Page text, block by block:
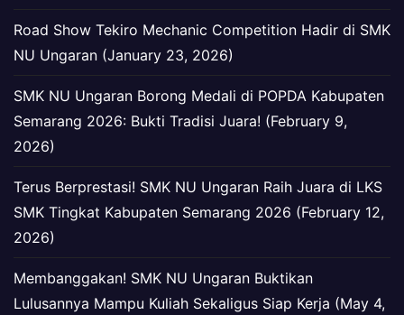
Road Show Tekiro Mechanic Competition Hadir di SMK
NU Ungaran (January 23, 2026)
SMK NU Ungaran Borong Medali di POPDA Kabupaten
Semarang 2026: Bukti Tradisi Juara! (February 9,
2026)
Terus Berprestasi! SMK NU Ungaran Raih Juara di LKS
SMK Tingkat Kabupaten Semarang 2026 (February 12,
2026)
Membanggakan! SMK NU Ungaran Buktikan
Lulusannya Mampu Kuliah Sekaligus Siap Kerja (May 4,